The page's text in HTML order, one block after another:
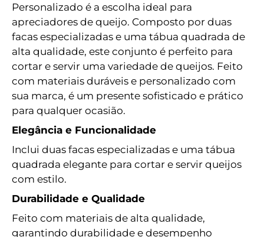
Personalizado é a escolha ideal para
apreciadores de queijo. Composto por duas
facas especializadas e uma tábua quadrada de
alta qualidade, este conjunto é perfeito para
cortar e servir uma variedade de queijos. Feito
com materiais duráveis e personalizado com
sua marca, é um presente sofisticado e prático
para qualquer ocasião.
Elegância e Funcionalidade
Inclui duas facas especializadas e uma tábua
quadrada elegante para cortar e servir queijos
com estilo.
Durabilidade e Qualidade
Feito com materiais de alta qualidade,
garantindo durabilidade e desempenho